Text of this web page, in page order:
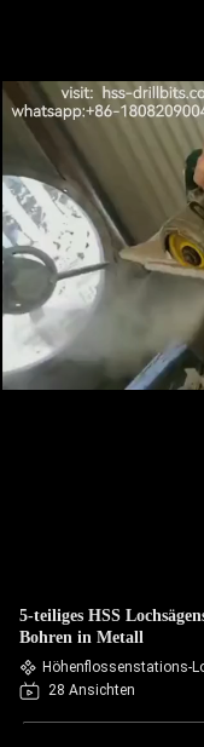
5-teiliges HSS
Bohren in Metall
Höhenflossenstations-
28 Ansichten